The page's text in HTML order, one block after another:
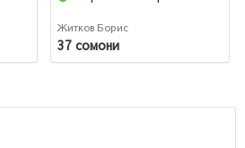
Житков Борис
37 сомони